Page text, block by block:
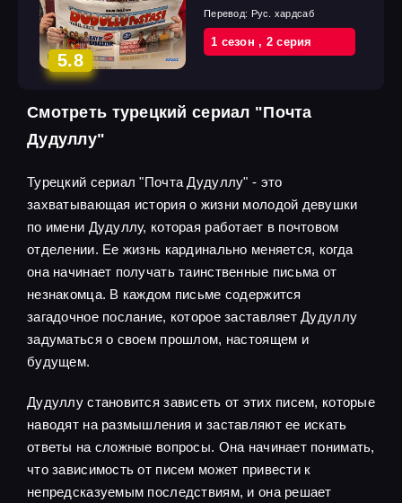
5.8
Перевод: Рус. хардсаб
1 cезон, 2 cерия
Смотреть турецкий сериал "Почта
Дудуллу"
Турецкий сериал "Почта Дудуллу" - это
захватывающая история о жизни молодой девушки
по имени Дудуллу, которая работает в почтовом
отделении. Ее жизнь кардинально меняется, когда
она начинает получать таинственные письма от
незнакомца. В каждом письме содержится
загадочное послание, которое заставляет Дудуллу
задуматься о своем прошлом, настоящем и
будущем.
Дудуллу становится зависеть от этих писем, которые
наводят на размышления и заставляют ее искать
ответы на сложные вопросы. Она начинает понимать,
что зависимость от писем может привести к
непредсказуемым последствиям, и она решает